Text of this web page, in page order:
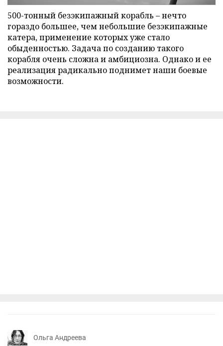
500-тонный безэкипажный корабль – нечто
гораздо большее, чем небольшие безэкипажные
катера, применение которых уже стало
обыденностью. Задача по созданию такого
корабля очень сложна и амбициозна. Однако и ее
реализация радикально поднимет наши боевые
возможности.
Ольга Андреева